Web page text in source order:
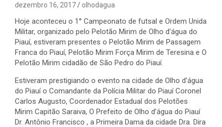
dezembro 16, 2017 olhodagua
Hoje aconteceu o 1° Campeonato de futsal e Ordem Unida
Militar, organizado pelo Pelotão Mirim de Olho d’água do
Piauí, estiveram presentes o Pelotão Mirim de Passagem
Franca do Piauí, Pelotão Mirim Força Mirim de Teresina e O
Pelotão Mirim cidadão de São Pedro do Piauí.
Estiveram prestigiando o evento na cidade de Olho d’água
do Piauí o Comandante da Polícia Militar do Piauí Coronel
Carlos Augusto, Coordenador Estadual dos Pelotões
Mirim Capitão Saraiva, O Prefeito de Olho d’água do Piauí
Dr. Antônio Francisco , a Primeira Dama da cidade Dra. Dira